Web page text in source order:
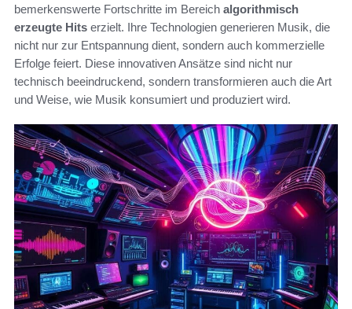
bemerkenswerte Fortschritte im Bereich algorithmisch
erzeugte Hits erzielt. Ihre Technologien generieren Musik, die
nicht nur zur Entspannung dient, sondern auch kommerzielle
Erfolge feiert. Diese innovativen Ansätze sind nicht nur
technisch beeindruckend, sondern transformieren auch die Art
und Weise, wie Musik konsumiert und produziert wird.